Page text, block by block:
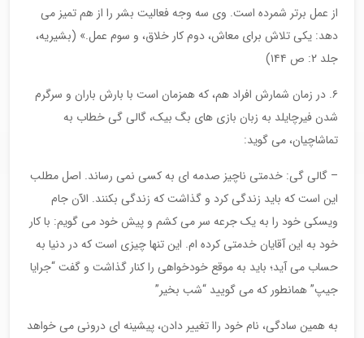
از عمل برتر شمرده است. وی سه وجه فعالیت بشر را از هم تمیز می
دهد: یکی تلاش برای معاش، دوم کار خلاق، و سوم عمل.» (بشیریه،
جلد ۲: ص ۱۴۴)
۶. در زمان شمارش افراد هم، که همزمان است با بارش باران و سرگرم
شدن فیرچایلد به زبان بازی های بگ بیک، گالی گی خطاب به
تماشاچیان، می گوید:
– گالی گی: خدمتی ناچیز صدمه ای به کسی نمی رساند. اصل مطلب
این است که باید زندگی کرد و گذاشت که زندگی بکنند. الآن جام
ویسکی خود را به یک جرعه سر می کشم و پیش خود می گویم: با کار
خود به این آقایان خدمتی کرده ام. این تنها چیزی است که در دنیا به
حساب می آید؛ باید به موقع خودخواهی را کنار گذاشت و گفت “جرایا
جیپ” همانطور که می گویید “شب بخیر”
به همین سادگی، نام خود راا تغییر دادن، پیشینه ای درونی می خواهد